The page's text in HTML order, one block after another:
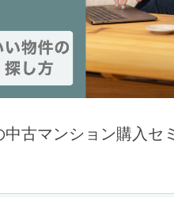
古マンション購入セ